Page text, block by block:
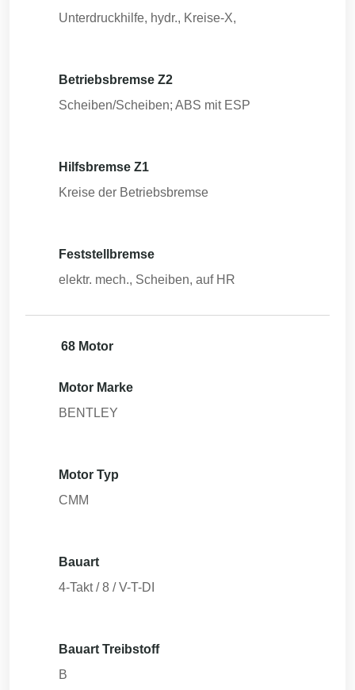
Unterdruckhilfe, hydr., Kreise-X,
Betriebsbremse Z2
Scheiben/Scheiben; ABS mit ESP
Hilfsbremse Z1
Kreise der Betriebsbremse
Feststellbremse
elektr. mech., Scheiben, auf HR
68 Motor
Motor Marke
BENTLEY
Motor Typ
CMM
Bauart
4-Takt / 8 / V-T-DI
Bauart Treibstoff
B